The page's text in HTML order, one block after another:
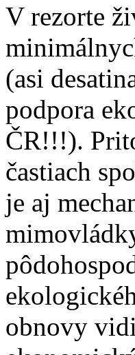
V rezorte
(asi
podpora
ČR!!!).
častiach
je aj
obnovy